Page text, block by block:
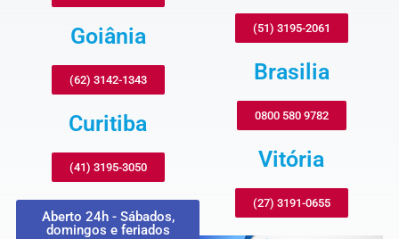
Goiânia
(62) 3142-1343
Curitiba
(41) 3195-3050
Aberto 24h - Sábados,
domingos e feriados
(51) 3195-2061
Brasilia
0800 580 9782
Vitória
(27) 3191-0655